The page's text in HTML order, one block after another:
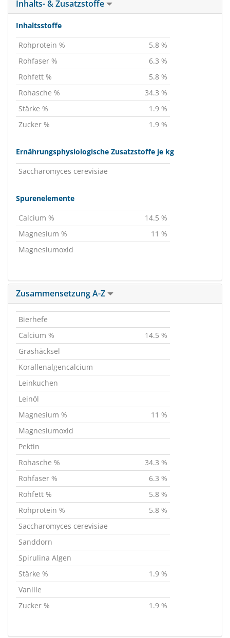
Inhalts- & Zusatzstoffe
Inhaltsstoffe
Rohprotein %
5.8 %
Rohfaser %
6.3 %
Rohfett %
5.8 %
Rohasche %
34.3 %
Stärke %
1.9 %
Zucker %
1.9 %
Ernährungsphysiologische Zusatzstoffe je kg
Saccharomyces cerevisiae
Spurenelemente
Calcium %
14.5 %
Magnesium %
11 %
Magnesiumoxid
Zusammensetzung A-Z
Bierhefe
Calcium %
14.5 %
Grashäcksel
Korallenalgencalcium
Leinkuchen
Leinöl
Magnesium %
11 %
Magnesiumoxid
Pektin
Rohasche %
34.3 %
Rohfaser %
6.3 %
Rohfett %
5.8 %
Rohprotein %
5.8 %
Saccharomyces cerevisiae
Sanddorn
Spirulina Algen
Stärke %
1.9 %
Vanille
Zucker %
1.9 %